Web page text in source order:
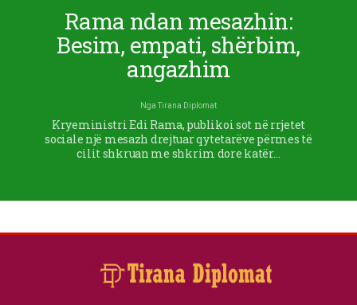
Rama ndan mesazhin:
Besim, empati, shërbim,
angazhim
NgaTirana Diplomat
Kryeministri Edi Rama, publikoi sot në rrjetet
sociale një mesazh drejtuar qytetarëve përmes të
cilit shkruan me shkrim dore katër…